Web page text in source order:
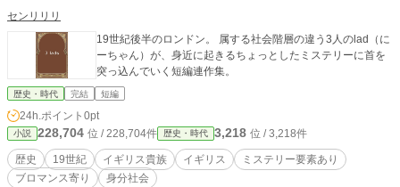
センリリリ
19世紀後半のロンドン。 属する社会階層の違う3人のlad（に
ーちゃん）が、身近に起きるちょっとしたミステリーに首を
突っ込んでいく短編連作集。
歴史・時代 完結 短編
24h.ポイント 0pt
小説 228,704 位 / 228,704件 歴史・時代 3,218 位 / 3,218件
歴史 19世紀 イギリス貴族 イギリス
ミステリー要素あり
ブロマンス寄り
身分社会